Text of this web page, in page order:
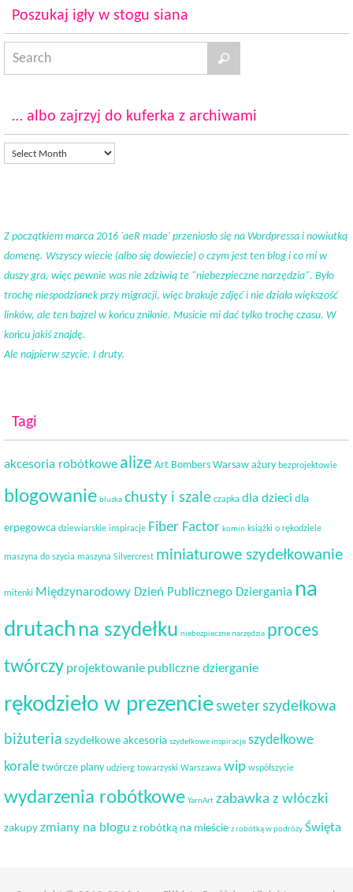
Poszukaj igły w stogu siana
… albo zajrzyj do kuferka z archiwami
Z początkiem marca 2016 'aeR made' przeniosło się na Wordpressa i nowiutką
domenę. Wszyscy wiecie (albo się dowiecie) o czym jest ten blog i co mi w
duszy gra, więc pewnie was nie zdziwią te "niebezpieczne narzędzia". Było
trochę niespodzianek przy migracji, więc brakuje zdjęć i nie działa większość
linków, ale ten bajzel w końcu zniknie. Musicie mi dać tylko trochę czasu. W
końcu jakiś znajdę.
Ale najpierw szycie. I druty.
Tagi
akcesoria robótkowe alize Art Bombers Warsaw ażury bezprojektowie
blogowanie bluzka chusty i szale czapka dla dzieci dla
erpegowca dziewiarskie inspiracje Fiber Factor komin książki o rękodziele
maszyna do szycia maszyna Silvercrest miniaturowe szydełkowanie
mitenki Międzynarodowy Dzień Publicznego Dziergania na
drutachna szydełku niebezpieczne narzędzia proces
twórczy projektowanie publiczne dzierganie
rękodzieło w prezenciesweterszydełkowa
biżuteria szydełkowe akcesoria szydełkowe inspiracje szydełkowe
korale twórcze plany udzierg towarzyski Warszawa wip współszycie
wydarzenia robótkowe YarnArt zabawka z włóczki
zakupy zmiany na blogu z robótką na mieście z robótką w podróży Święta